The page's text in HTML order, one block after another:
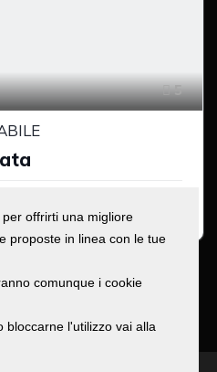
5
offrirti una migliore
proposte in linea con le tue
comunque i cookie
bloccarne l'utilizzo vai alla